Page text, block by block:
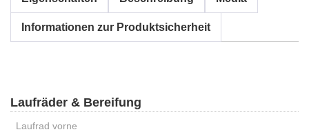
Informationen zur Produktsicherheit
Laufräder & Bereifung
Laufrad vorne